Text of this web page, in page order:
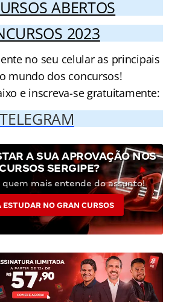
ABERTOS
2023
no seu celular as principais
mundo dos concursos!
e inscreva-se gratuitamente:
TELEGRAM
A SUA APROVAÇÃO NOS
SERGIPE?
mais entende do assunto!
ESTUDAR NO GRAN CURSOS